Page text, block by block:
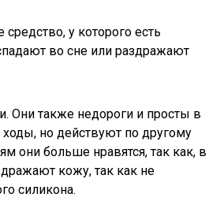
у которого есть
во сне или раздражают
Они также недороги и просты в
но действуют по другому
они больше нравятся, так как, в
кожу, так как не
силикона.